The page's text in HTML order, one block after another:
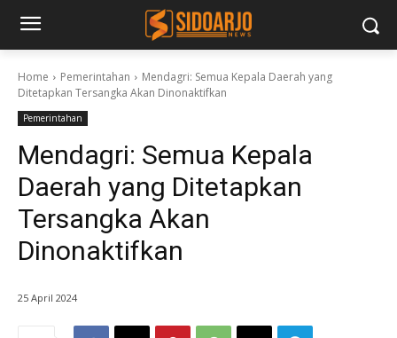
Home Pemerintahan
Mendagri: Semua Kepala Daerah yang
Ditetapkan Tersangka Akan Dinonaktifkan
Pemerintahan
Mendagri: Semua Kepala
Daerah yang Ditetapkan
Tersangka Akan
Dinonaktifkan
25 April 2024